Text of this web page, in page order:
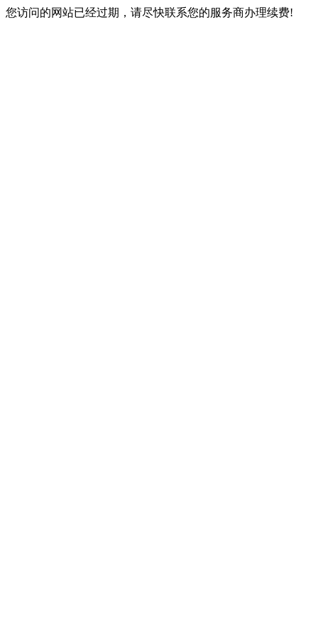
您访问的网站已经过期，请尽快联系您的服务商办理续费!